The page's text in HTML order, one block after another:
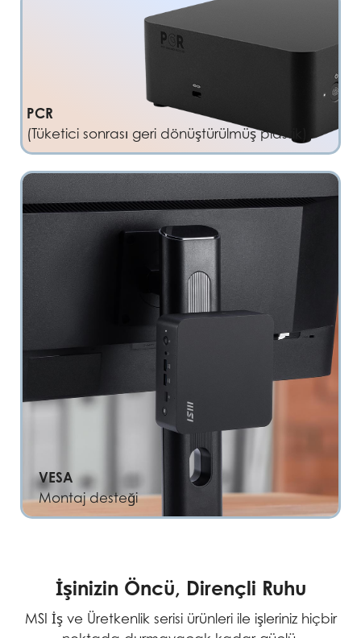
PCR
(Tüketici sonrası geri dönüştürülmüş plastik)
VESA
Montaj desteği
İşinizin Öncü, Dirençli Ruhu
MSI İş ve Üretkenlik serisi ürünleri ile işleriniz hiçbir